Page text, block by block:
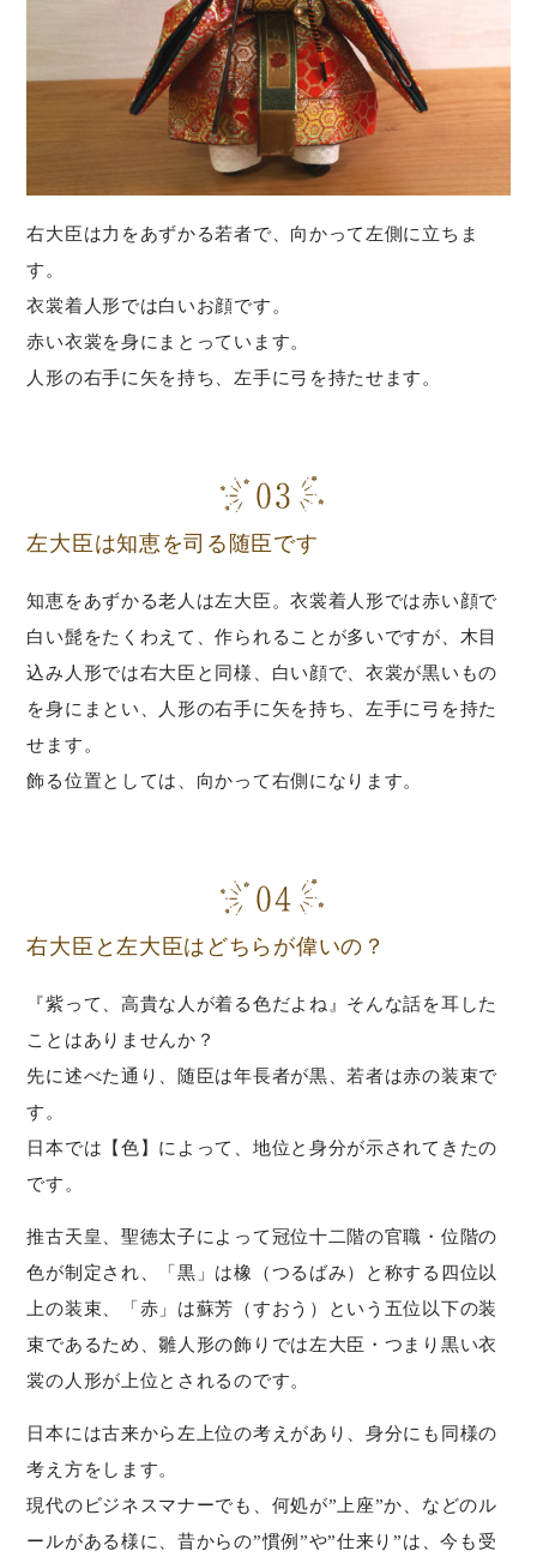
右大臣は力をあずかる若者で、向かって左側に立ちま
す。
衣裳着人形では白いお顔です。
赤い衣裳を身にまとっています。
人形の右手に矢を持ち、左手に弓を持たせます。
左大臣は知恵を司る随臣です
知恵をあずかる老人は左大臣。衣裳着人形では赤い顔で
白い髭をたくわえて、作られることが多いですが、木目
込み人形では右大臣と同様、白い顔で、衣裳が黒いもの
を身にまとい、人形の右手に矢を持ち、左手に弓を持た
せます。
飾る位置としては、向かって右側になります。
右大臣と左大臣はどちらが偉いの？
『紫って、高貴な人が着る色だよね』そんな話を耳した
ことはありませんか？
先に述べた通り、随臣は年長者が黒、若者は赤の装束で
す。
日本では【色】によって、地位と身分が示されてきたの
です。
推古天皇、聖徳太子によって冠位十二階の官職・位階の
色が制定され、「黒」は橡（つるばみ）と称する四位以
上の装束、「赤」は蘇芳（すおう）という五位以下の装
束であるため、雛人形の飾りでは左大臣・つまり黒い衣
裳の人形が上位とされるのです。
日本には古来から左上位の考えがあり、身分にも同様の
考え方をします。
現代のビジネスマナーでも、何処が”上座”か、などのル
ールがある様に、昔からの”慣例”や”仕来り”は、今も受